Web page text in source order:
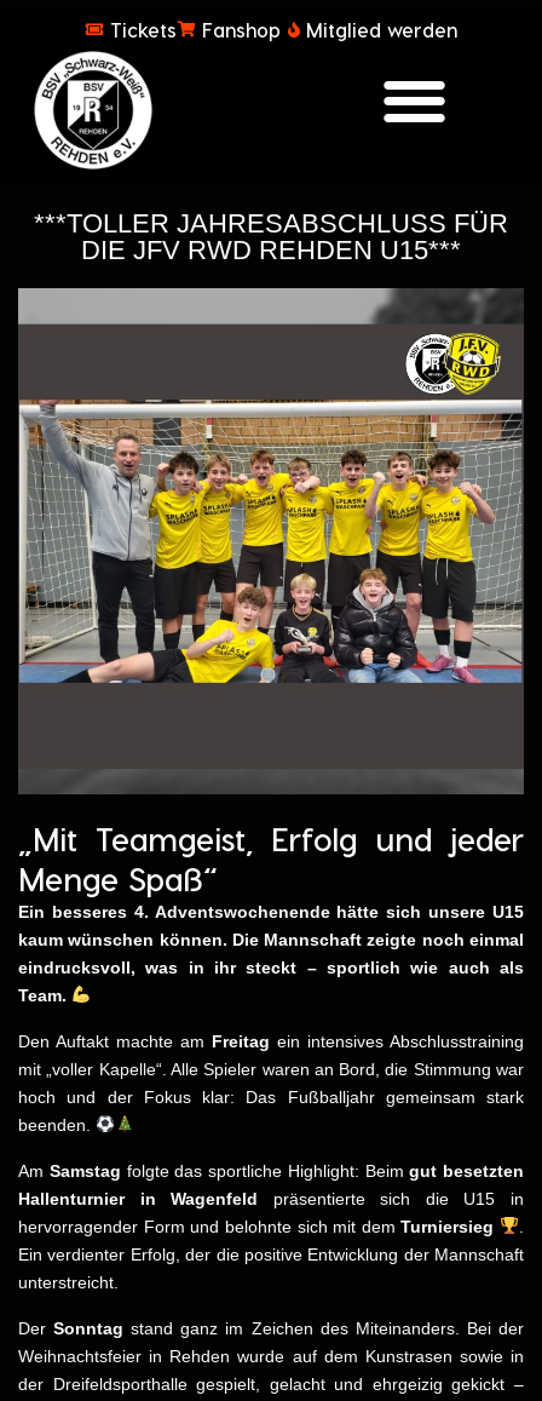
Tickets Fanshop Mitglied werden
***TOLLER JAHRESABSCHLUSS FÜR
DIE JFV RWD REHDEN U15***
„Mit Teamgeist, Erfolg und jeder
Menge Spaß“
Ein besseres 4. Adventswochenende hätte sich unsere U15
kaum wünschen können. Die Mannschaft zeigte noch einmal
eindrucksvoll, was in ihr steckt – sportlich wie auch als
Team.
Den Auftakt machte am Freitag ein intensives Abschlusstraining
mit „voller Kapelle“. Alle Spieler waren an Bord, die Stimmung war
hoch und der Fokus klar: Das Fußballjahr gemeinsam stark
beenden.
Am Samstag folgte das sportliche Highlight: Beimgut besetzten
Hallenturnier
in Wagenfeld präsentierte sich die U15 in
hervorragender Form und belohnte sich mit demTurniersieg
Ein verdienter Erfolg, der die positive Entwicklung der Mannschaft
unterstreicht.
DerSonntagstand ganz im Zeichen des Miteinanders. Bei der
Weihnachtsfeier in Rehden wurde auf dem Kunstrasen sowie in
der Dreifeldsporthalle gespielt, gelacht und ehrgeizig gekickt –